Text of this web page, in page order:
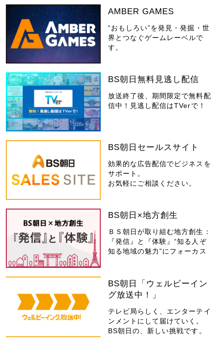
AMBER GAMES
“おもしろい”を発見・発掘・世
界とつなぐゲームレーベルで
す。
BS朝日無料見逃し配信
放送終了後、期間限定で無料配
信中！見逃し配信はTVerで！
BS朝日セールスサイト
効果的な広告配信でビジネスを
サポート。
お気軽にご相談ください。
BS朝日×地方創生
ＢＳ朝日が取り組む地方創生：
『発信』と『体験』“知る人ぞ
知る地域の魅力”にフォーカス
BS朝日「ウェルビーイン
グ放送中！」
テレビ局らしく、エンターテイ
ンメントにして届けていく。
BS朝日の、新しい挑戦です。